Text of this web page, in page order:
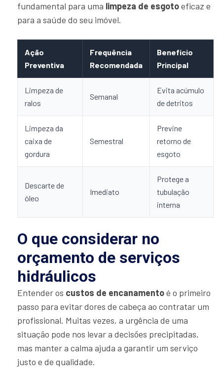
fundamental para uma limpeza de esgotoeficaz e
para a saúde do seu imóvel.
Ação
Preventiva
Frequência
Recomendada
Benefício
Principal
Limpeza de
ralos
Semanal
Evita acúmulo
de detritos
Limpeza da
caixa de
gordura
Semestral
Previne
retorno de
esgoto
Descarte de
óleo
Imediato
Protege a
tubulação
interna
O que considerar no
orçamento de serviços
hidráulicos
Entender os custos de encanamentoé o primeiro
passo para evitar dores de cabeça ao contratar um
profissional. Muitas vezes, a urgência de uma
situação pode nos levar a decisões precipitadas,
mas manter a calma ajuda a garantir um serviço
justo e de qualidade.